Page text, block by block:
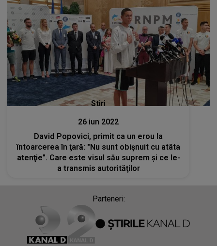
Stiri
26 iun 2022
David Popovici, primit ca un erou la
întoarcerea în ţară: "Nu sunt obişnuit cu atâta
atenţie". Care este visul său suprem şi ce le-
a transmis autorităţilor
Parteneri: